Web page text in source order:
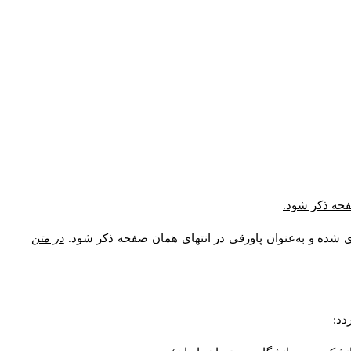
ذکر شود.
شده و به‌عنوان پاورقی در انتهای همان صفحه ذکر شود. در متن